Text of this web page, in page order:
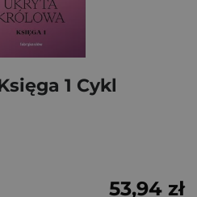
1 Cykl
53,94 zł